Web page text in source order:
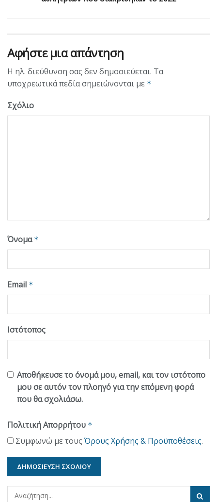
Αφήστε μια απάντηση
Η ηλ. διεύθυνση σας δεν δημοσιεύεται. Τα
υποχρεωτικά πεδία σημειώνονται με *
Σχόλιο
Όνομα *
Email *
Ιστότοπος
Αποθήκευσε το όνομά μου, email, και τον ιστότοπο
μου σε αυτόν τον πλοηγό για την επόμενη φορά
που θα σχολιάσω.
Πολιτική Απορρήτου *
Συμφωνώ με τους Όρους Χρήσης & Προϋποθέσεις.